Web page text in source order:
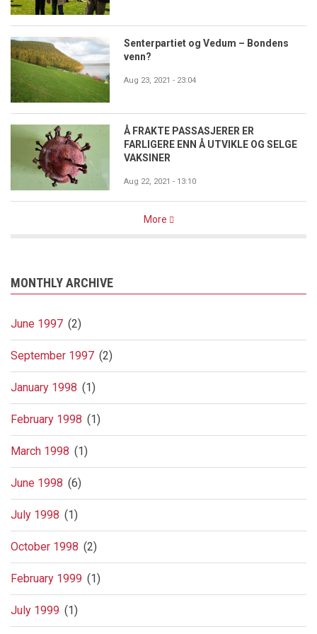
Senterpartiet og Vedum – Bondens
venn?
Aug 23, 2021 - 23:04
Å FRAKTE PASSASJERER ER
FARLIGERE ENN Å UTVIKLE OG SELGE
VAKSINER
Aug 22, 2021 - 13:10
More
MONTHLY ARCHIVE
June 1997 (2)
September 1997 (2)
January 1998 (1)
February 1998 (1)
March 1998 (1)
June 1998 (6)
July 1998 (1)
October 1998 (2)
February 1999 (1)
July 1999 (1)